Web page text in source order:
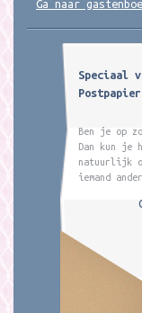
Ga naar
Speciaal
Ben je op
Dan kun je
natuurlijk
iemand